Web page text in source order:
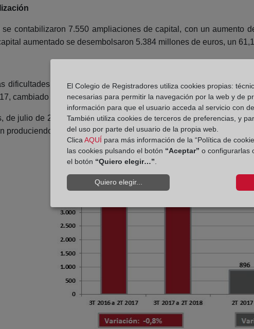
se contabilizaron 7.550 ampliaciones de capital, con un aumento
aumentado se desembolsaron 5.384 millones de euros, un
dificultades financieras, que se vieron inmersas en concurso de
cambiado la tendencia descendente de los últimos meses.
de julio de 2017 a junio de 2018, se declararon en concurso
produciendo desde 2014 se suavizan en los últimos trimestres e
El Colegio de Registradores utiliza cookies propias:
necesarias para permitir la navegación por la web y de
información para que el usuario acceda al servicio con
También utiliza cookies de terceros de preferencias, y
del uso por parte del usuario de la propia web.
Clica AQUÍ para más información de la “Política de
las cookies pulsando el botón “Aceptar” o configurarlas
el botón “Quiero elegir…”
Quiero elegir...